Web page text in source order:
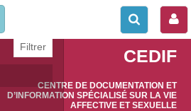
CEDIF
CENTRE DE DOCUMENTATION ET
D’INFORMATION SPÉCIALISÉ SUR LA VIE
AFFECTIVE ET SEXUELLE